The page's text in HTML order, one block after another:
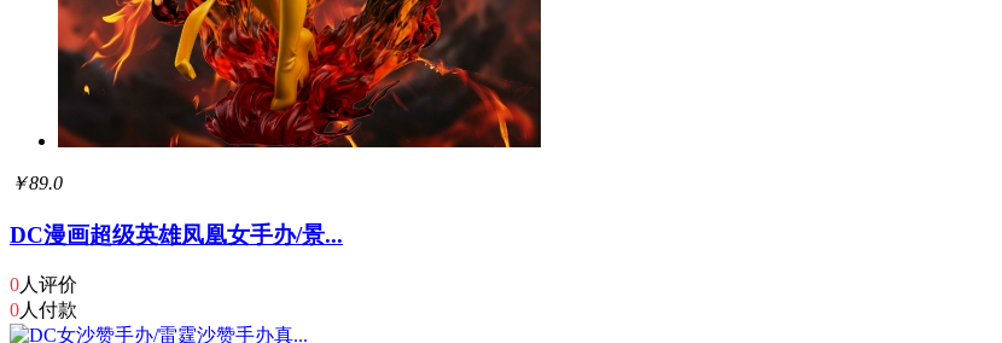
￥89.0
DC漫画超级英雄凤凰女手办/景...
0人评价
0人付款